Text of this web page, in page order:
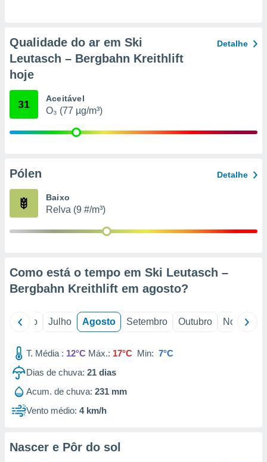
através
estudos
Qualidade do ar em Ski
Leutasch – Bergbahn Kreithlift
hoje
Detalhe
31 Aceitável
O₃ (77 µg/m³)
Pólen Detalhe
Baixo
Relva (9 #/m³)
Como está o tempo em Ski Leutasch –
Bergbahn Kreithlift em agosto?
Junho Julho Agosto Setembro Outubro Novembro
T. Média : 12°C Máx.: 17°C Min: 7°C
Dias de chuva: 21 dias
Acum. de chuva: 231 mm
Vento médio: 4 km/h
Nascer e Pôr do sol